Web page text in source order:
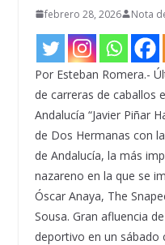
febrero 28, 2026 Nota
Por Esteban Romera.-
de carreras de caballos
Andalucía “Javier Piñar
de Dos Hermanas con
de Andalucía, la más
nazareno en la que se
Óscar Anaya, The
Sousa. Gran afluencia
deportivo en un sábado